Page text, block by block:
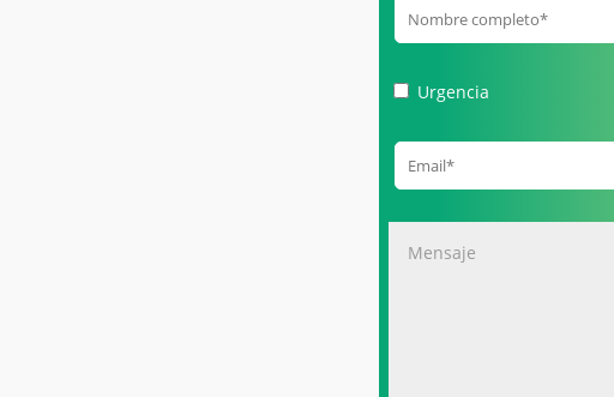
Urgencia